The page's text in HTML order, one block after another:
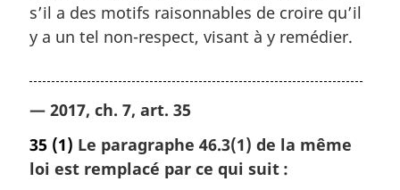
s’il a des motifs raisonnables de croire qu’il
y a un tel non-respect, visant à y remédier.
— 2017, ch. 7, art. 35
35 (1) Le paragraphe 46.3(1) de la même
loi est remplacé par ce qui suit :